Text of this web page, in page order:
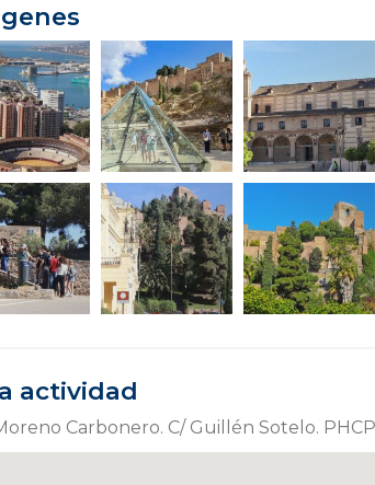
actividad
Carbonero. C/ Guillén Sotelo.